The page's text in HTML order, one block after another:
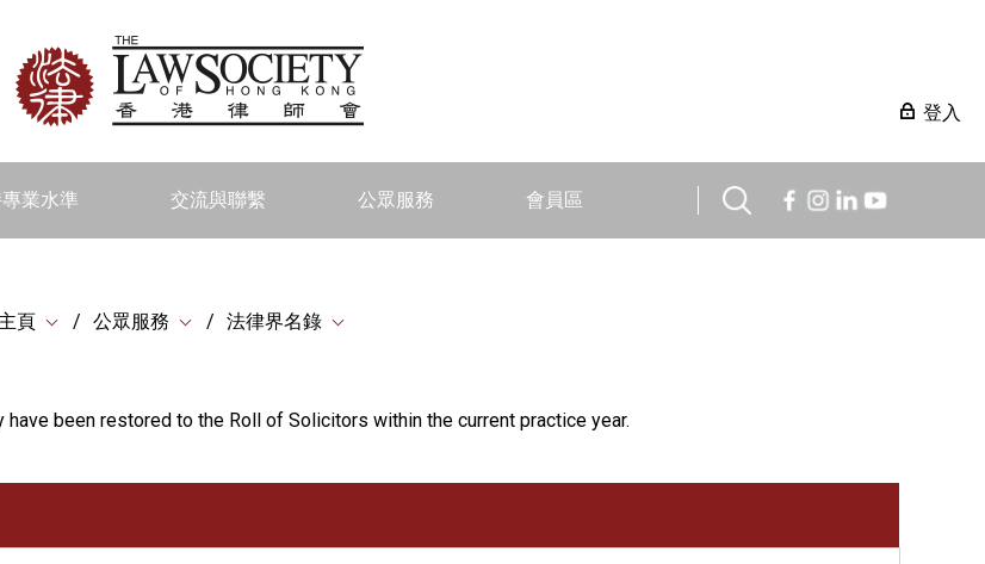
登入
業水準 交流與聯繫 公眾服務 會員區
主頁 公眾服務 法律界名錄
have been restored to the Roll of Solicitors within the current practice year.